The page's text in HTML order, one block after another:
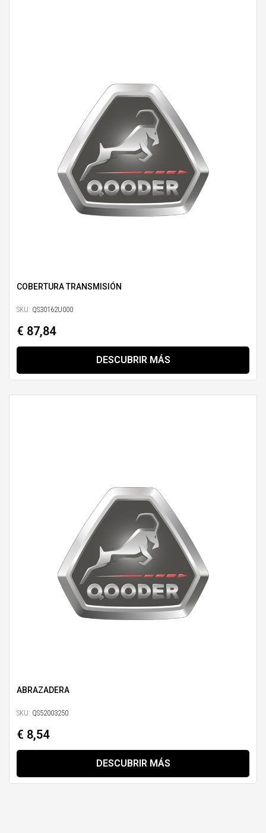
COBERTURA TRANSMISIÓN
SKU: QS30162U000
€ 87,84
DESCUBRIR MÁS
ABRAZADERA
SKU: QS52003250
€ 8,54
DESCUBRIR MÁS